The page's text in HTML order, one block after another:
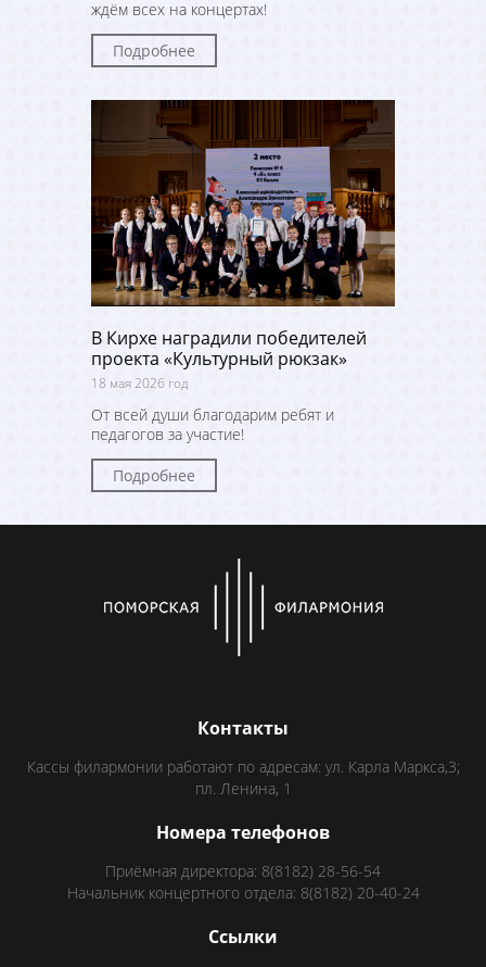
ждём всех на концертах!
Подробнее
В Кирхе наградили победителей
проекта «Культурный рюкзак»
18 мая 2026 год
От всей души благодарим ребят и
педагогов за участие!
Подробнее
Контакты
Кассы филармонии работают по адресам: ул. Карла Маркса,3;
пл. Ленина, 1
Номера телефонов
Приёмная директора: 8(8182) 28-56-54
Начальник концертного отдела: 8(8182) 20-40-24
Ссылки